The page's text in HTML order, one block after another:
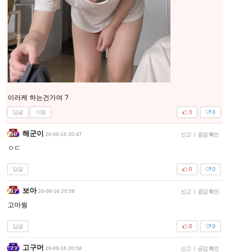
이러케 하는건가여 ?
답글 이동 0
3
해군이 26-06-16 20:47 신고 | 공감 확인
ㅇㄷ
답글 0
0
보아 26-06-16 20:58 신고 | 공감 확인
고마웡
답글 0
0
고구머 26-06-16 20:58 신고 | 공감 확인